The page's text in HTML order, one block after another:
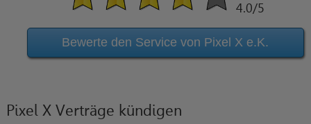
4.0/5
Bewerte den Service von Pixel X e.K.
Pixel X Verträge kündigen